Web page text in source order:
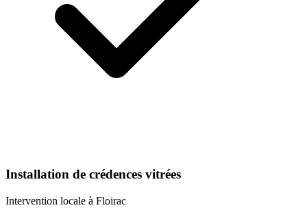
Installation de crédences vitrées
Intervention locale à Floirac